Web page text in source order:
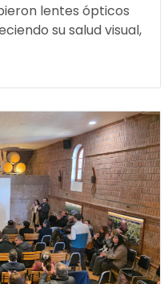
lentes ópticos
su salud visual,